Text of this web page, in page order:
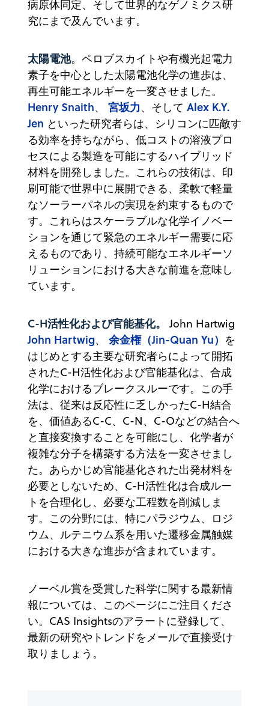
病原体同定、そして世界的なゲノミクス研
究にまで及んでいます。
太陽電池。ペロブスカイトや有機光起電力
素子を中心とした太陽電池化学の進歩は、
再生可能エネルギーを一変させました。
Henry Snaith、 宮坂力、そして Alex K.Y.
Jen といった研究者らは、シリコンに匹敵す
る効率を持ちながら、低コストの溶液プロ
セスによる製造を可能にするハイブリッド
材料を開発しました。これらの技術は、印
刷可能で世界中に展開できる、柔軟で軽量
なソーラーパネルの実現を約束するもので
す。これらはスケーラブルな化学イノベー
ションを通じて緊急のエネルギー需要に応
えるものであり、持続可能なエネルギーソ
リューションにおける大きな前進を意味し
ています。
C-H活性化および官能基化。John Hartwig
John Hartwig、 余金権（Jin-Quan Yu） を
はじめとする主要な研究者らによって開拓
されたC-H活性化および官能基化は、合成
化学におけるブレークスルーです。この手
法は、従来は反応性に乏しかったC-H結合
を、価値あるC-C、C-N、C-Oなどの結合へ
と直接変換することを可能にし、化学者が
複雑な分子を構築する方法を一変させまし
た。あらかじめ官能基化された出発材料を
必要としないため、C-H活性化は合成ルー
トを合理化し、必要な工程数を削減しま
す。この分野には、特にパラジウム、ロジ
ウム、ルテニウム系を用いた遷移金属触媒
における大きな進歩が含まれています。
ノーベル賞を受賞した科学に関する最新情
報については、このページにご注目くださ
い。CAS Insightsのアラートに登録して、
最新の研究やトレンドをメールで直接受け
取りましょう。